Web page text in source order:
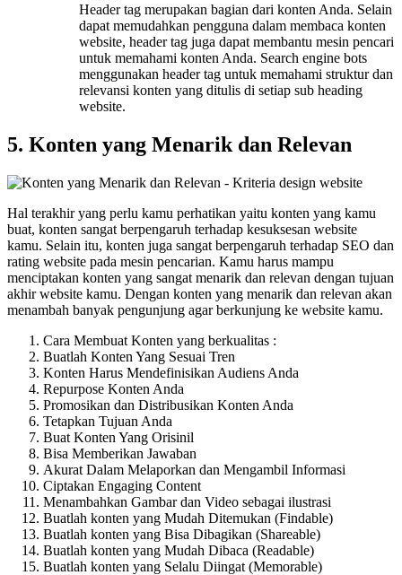
Header tag merupakan bagian dari konten Anda. Selain
dapat memudahkan pengguna dalam membaca konten
website, header tag juga dapat membantu mesin pencari
untuk memahami konten Anda. Search engine bots
menggunakan header tag untuk memahami struktur dan
relevansi konten yang ditulis di setiap sub heading
website.
5. Konten yang Menarik dan Relevan
Hal terakhir yang perlu kamu perhatikan yaitu konten yang kamu
buat, konten sangat berpengaruh terhadap kesuksesan website
kamu. Selain itu, konten juga sangat berpengaruh terhadap SEO dan
rating website pada mesin pencarian. Kamu harus mampu
menciptakan konten yang sangat menarik dan relevan dengan tujuan
akhir website kamu. Dengan konten yang menarik dan relevan akan
menambah banyak pengunjung agar berkunjung ke website kamu.
Cara Membuat Konten yang berkualitas :
Buatlah Konten Yang Sesuai Tren
Konten Harus Mendefinisikan Audiens Anda
Repurpose Konten Anda
Promosikan dan Distribusikan Konten Anda
Tetapkan Tujuan Anda
Buat Konten Yang Orisinil
Bisa Memberikan Jawaban
Akurat Dalam Melaporkan dan Mengambil Informasi
Ciptakan Engaging Content
Menambahkan Gambar dan Video sebagai ilustrasi
Buatlah konten yang Mudah Ditemukan (Findable)
Buatlah konten yang Bisa Dibagikan (Shareable)
Buatlah konten yang Mudah Dibaca (Readable)
Buatlah konten yang Selalu Diingat (Memorable)